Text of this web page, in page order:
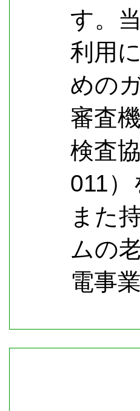
す。
利用
めの
審査
検査
011
また
ムの
電事